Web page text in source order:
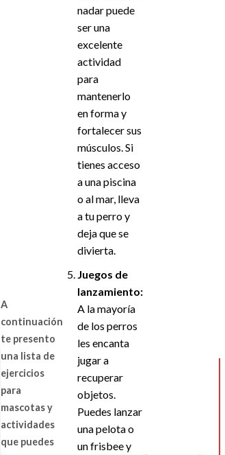
A
continuación
te presento
una lista de
ejercicios
para
mascotas y
actividades
que puedes
nadar puede
ser una
excelente
actividad
para
mantenerlo
en forma y
fortalecer sus
músculos. Si
tienes acceso
a una piscina
o al mar, lleva
a tu perro y
deja que se
divierta.
Juegos de
lanzamiento:
A la mayoría
de los perros
les encanta
jugar a
recuperar
objetos.
Puedes lanzar
una pelota o
un frisbee y